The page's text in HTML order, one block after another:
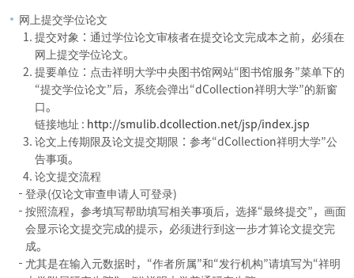
网上提交学位论文
提交对象：通过学位论文审核者在提交论文完成本之前，必须在
网上提交学位论文。
提要单位：点击祥明大学中央图书馆网站“图书馆服务”菜单下的
“提交学位论文”后，系统会弹出“dCollection祥明大学”的新窗
口。
链接地址 : http://smulib.dcollection.net/jsp/index.jsp
论文上传期限及论文提交期限：参考“dCollection祥明大学”公
告事项。
论文提交流程
登录(仅论文审查申请人可登录)
按照流程，参考填写帮助填写相关事项后，选择“最终提交”，画面
会显示论文提交完成的提示，必须进行到这一步才算论文提交完
成。
尤其是在输入元数据时，“作者所属”和“发行机构”请填写为“祥明